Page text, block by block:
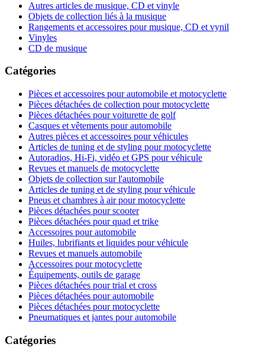
Autres articles de musique, CD et vinyle
Objets de collection liés à la musique
Rangements et accessoires pour musique, CD et vynil
Vinyles
CD de musique
Catégories
Pièces et accessoires pour automobile et motocyclette
Pièces détachées de collection pour motocyclette
Pièces détachées pour voiturette de golf
Casques et vêtements pour automobile
Autres pièces et accessoires pour véhicules
Articles de tuning et de styling pour motocyclette
Autoradios, Hi-Fi, vidéo et GPS pour véhicule
Revues et manuels de motocyclette
Objets de collection sur l'automobile
Articles de tuning et de styling pour véhicule
Pneus et chambres à air pour motocyclette
Pièces détachées pour scooter
Pièces détachées pour quad et trike
Accessoires pour automobile
Huiles, lubrifiants et liquides pour véhicule
Revues et manuels automobile
Accessoires pour motocyclette
Équipements, outils de garage
Pièces détachées pour trial et cross
Pièces détachées pour automobile
Pièces détachées pour motocyclette
Pneumatiques et jantes pour automobile
Catégories